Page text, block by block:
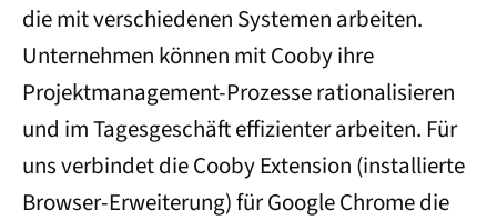
die mit verschiedenen Systemen arbeiten.
Unternehmen können mit Cooby ihre
Projektmanagement-Prozesse rationalisieren
und im Tagesgeschäft effizienter arbeiten. Für
uns verbindet die Cooby Extension (installierte
Browser-Erweiterung) für Google Chrome die